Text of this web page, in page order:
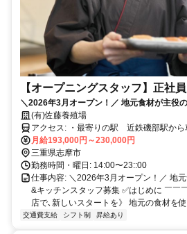
【オープニングスタッフ】正社
＼2026年3月オープン！／ 地元食材が主役
いスタートを》
(有)佐藤養殖場
アクセス: ・最寄りの駅 近鉄磯部
月給193,000円～230,000円
三重県志摩市
勤務時間・曜日: 14:00〜23::00
仕事内容: ＼2026年3月オープン！／ 地
&キッチンスタッフ募集 ✅はじめに ￣￣
店で､新しいスタートを》 地元の食材を
交通費支給 シフト制 昇給あり